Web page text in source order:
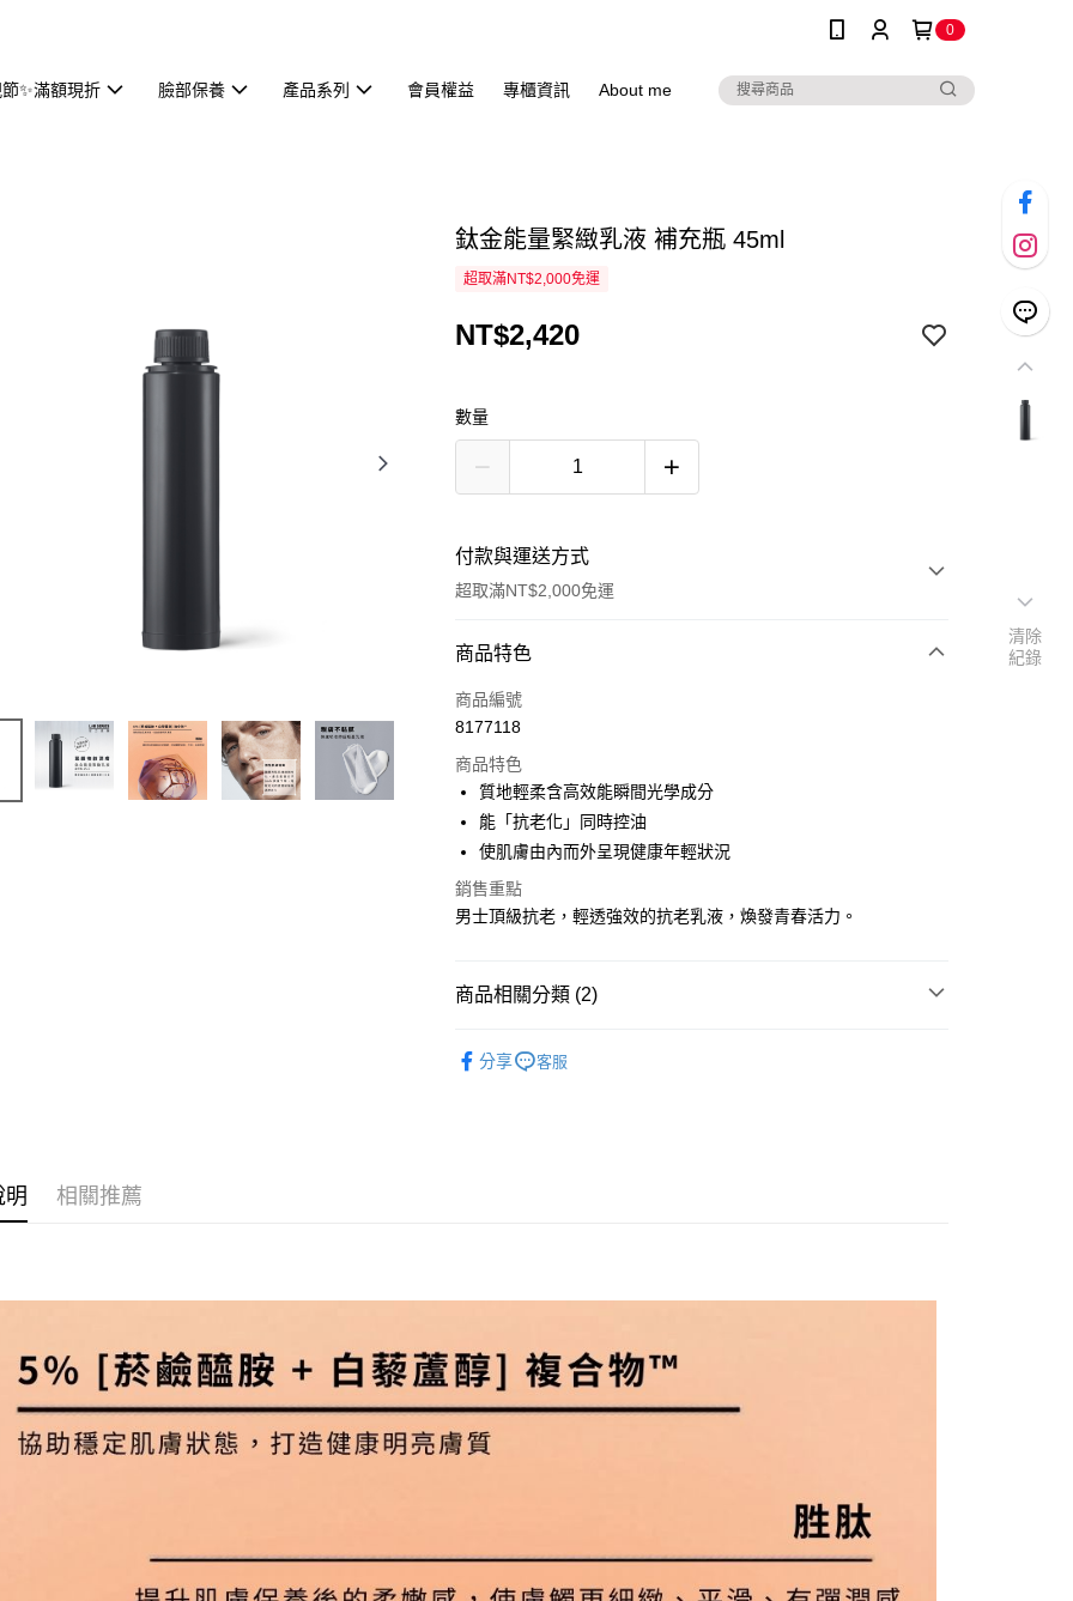
0
✨滿額現折 臉部保養 產品系列 會員權益 專櫃資訊 About me
鈦金能量緊緻乳液 補充瓶 45ml
超取滿NT$2,000免運
NT$2,420
數量
付款與運送方式
超取滿NT$2,000免運
付款方式
信用卡一次付款
LINE Pay
Apple Pay
悠遊付
全盈+PAY
ATM付款
每筆NT$200
付款後萊爾富取貨
每筆NT$200
付款後7-11取貨
每筆NT$60，滿NT$2,000(含以上)免運費
商品特色
商品編號
8177118
商品特色
質地輕柔含高效能瞬間光學成分
能「抗老化」同時控油
使肌膚由內而外呈現健康年輕狀況
銷售重點
男士頂級抗老，輕透強效的抗老乳液，煥發青春活力。
商品相關分類 (2)
分享 客服
明 相關推薦
清除
紀錄